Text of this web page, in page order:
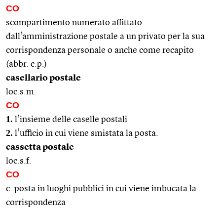
CO
scompartimento numerato affittato
dall’amministrazione postale a un privato per la sua
corrispondenza personale o anche come recapito
(abbr. c.p.)
casellario postale
loc.s.m.
CO
1. l’insieme delle caselle postali
2. l’ufficio in cui viene smistata la posta.
cassetta postale
loc.s.f.
CO
c. posta in luoghi pubblici in cui viene imbucata la
corrispondenza